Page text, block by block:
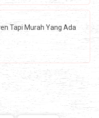
Tapi Murah Yang Ada